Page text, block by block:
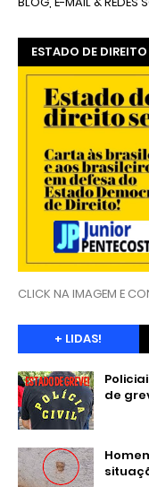
ESTADO DE
CLICK NA IMAGEM E
+ LIDAS!
de